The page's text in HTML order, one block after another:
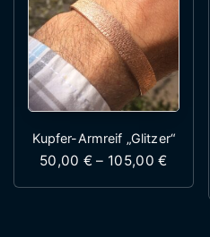
Kupfer-Armreif „Glitzer“
50,00€ – 105,00€
Dieses